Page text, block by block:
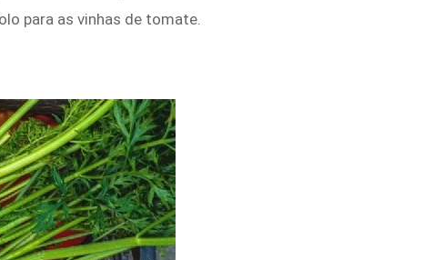
para as vinhas de tomate.